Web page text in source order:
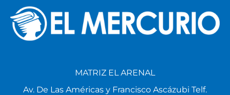
MATRIZ EL ARENAL
Av. De Las Américas y Francisco Ascázubi Telf.